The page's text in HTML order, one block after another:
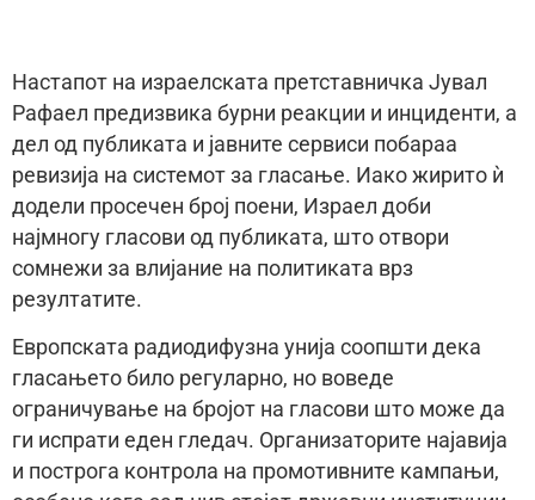
Настапот на израелската претставничка Јувал
Рафаел предизвика бурни реакции и инциденти, а
дел од публиката и јавните сервиси побараа
ревизија на системот за гласање. Иако жирито ѝ
додели просечен број поени, Израел доби
најмногу гласови од публиката, што отвори
сомнежи за влијание на политиката врз
резултатите.
Европската радиодифузна унија соопшти дека
гласањето било регуларно, но воведе
ограничување на бројот на гласови што може да
ги испрати еден гледач. Организаторите најавија
и построга контрола на промотивните кампањи,